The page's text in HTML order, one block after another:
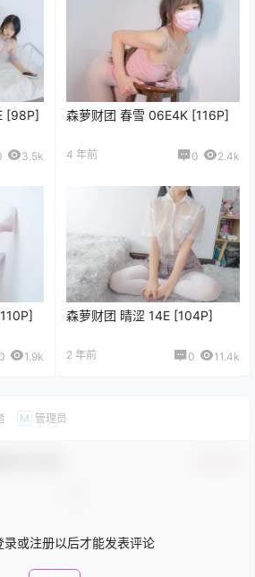
[98P]
3.5k
森萝财团 春雪 06E4K [116P]
4 年前 0 2.4k
0 1.9k
森萝财团 晴涩 14E [104P]
2 年前 0 11.4k
M 管理员
录或注册以后才能发表评论